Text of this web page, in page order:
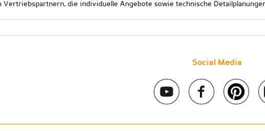
Vertriebspartnern, die individuelle Angebote sowie technische
Social Media